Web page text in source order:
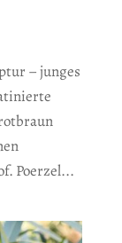
– junges
Poerzel...